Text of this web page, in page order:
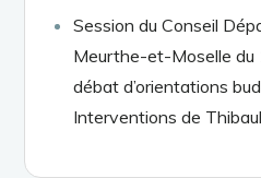
Session du Conseil
Meurthe-et-Moselle
débat d’orientations
Interventions de